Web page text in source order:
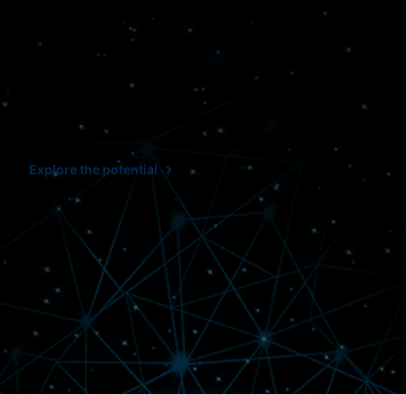
L’utilizzo di flussi di lavoro connessi
e semplificati ci aiuta a prendere
decisioni più opportune.
Explore the potential